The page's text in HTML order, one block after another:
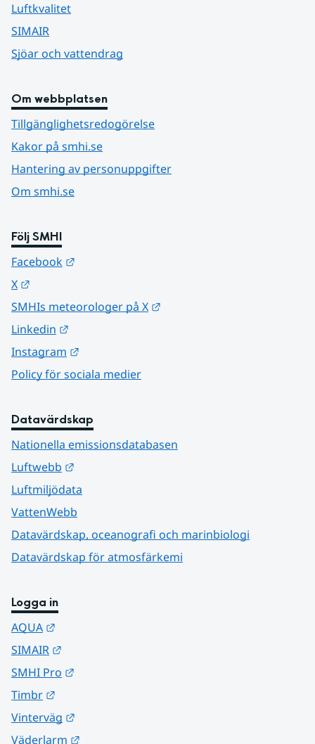
Luftkvalitet
SIMAIR
Sjöar och vattendrag
Om webbplatsen
Tillgänglighetsredogörelse
Kakor på smhi.se
Hantering av personuppgifter
Om smhi.se
Följ SMHI
Facebook
X
SMHIs meteorologer på X
Linkedin
Instagram
Policy för sociala medier
Datavärdskap
Nationella emissionsdatabasen
Luftwebb
Luftmiljödata
VattenWebb
Datavärdskap, oceanografi och marinbiologi
Datavärdskap för atmosfärkemi
Logga in
AQUA
SIMAIR
SMHI Pro
Timbr
Vinterväg
Väderlarm